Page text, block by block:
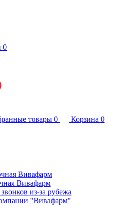
0
товары 0 Корзина 0
Вивафарм
Вивафарм
из-за рубежа
"Вивафарм"